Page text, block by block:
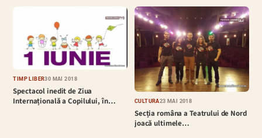
TIMP LIBER30 MAI 2018
Spectacol inedit de Ziua
Internațională a Copilului, în…
CULTURĂ23 MAI 2018
Secția româna a Teatrului de Nord
joacă ultimele…